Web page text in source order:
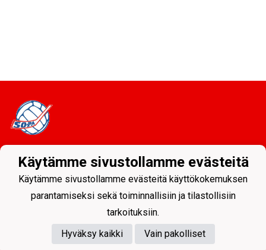
Tietosuojaseloste
Sodankylän Pallo ry - Nuorissa on tulevaisuus
Käytämme sivustollamme evästeitä
Käytämme sivustollamme evästeitä käyttökokemuksen
parantamiseksi sekä toiminnallisiin ja tilastollisiin
tarkoituksiin.
Hyväksy kaikki
Vain pakolliset